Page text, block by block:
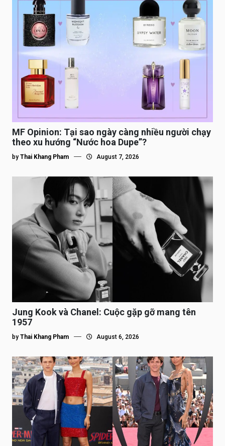
MF Opinion: Tại sao ngày càng nhiều người chạy
theo xu hướng “Nước hoa Dupe”?
by Thai Khang Pham August 7, 2026
Jung Kook và Chanel: Cuộc gặp gỡ mang tên
1957
by Thai Khang Pham August 6, 2026